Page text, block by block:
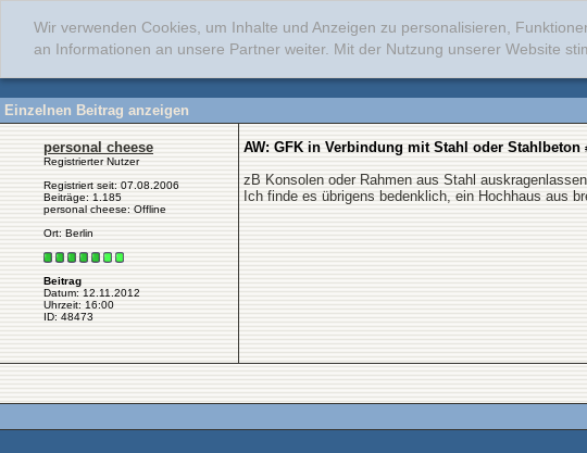
Wir verwenden Cookies, um Inhalte und Anzeigen zu personalisieren,
an Informationen an unsere Partner weiter. Mit der Nutzung unserer Website
Einzelnen Beitrag anzeigen
personal cheese
Registrierter Nutzer
Registriert seit: 07.08.2006
Beiträge: 1.185
personal cheese: Offline
Ort: Berlin
Beitrag
Datum: 12.11.2012
Uhrzeit: 16:00
ID: 48473
AW: GFK in Verbindung mit Stahl oder Stahlbeton
zB Konsolen oder Rahmen aus Stahl
Ich finde es übrigens bedenklich, ein Hochhaus aus